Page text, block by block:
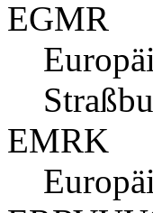
EGMR
EMRK